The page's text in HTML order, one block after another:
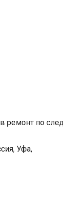
в ремонт по
Уфа,